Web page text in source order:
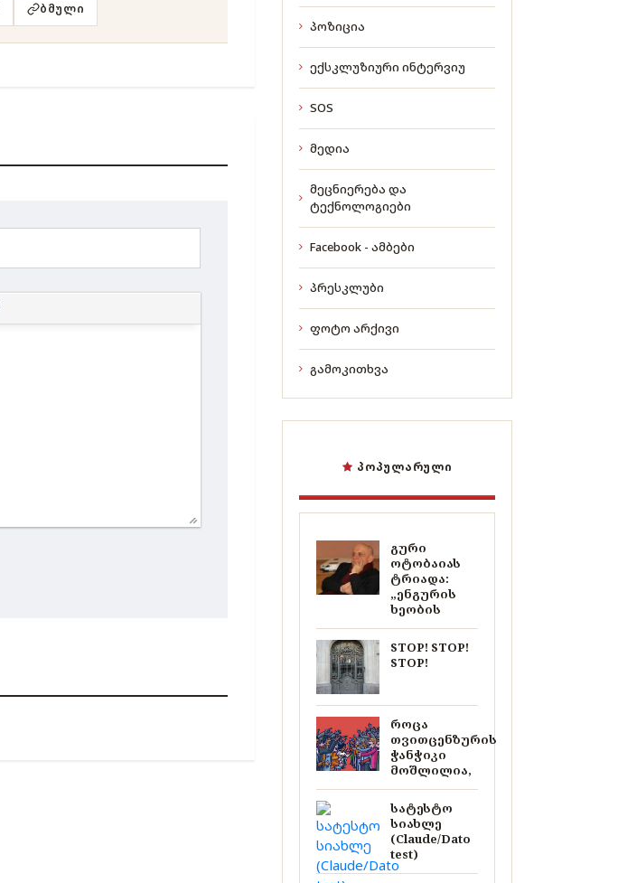
ᲑᲛᲣᲚᲘ
პოზიცია
ექსკლუზიური ინტერვიუ
SOS
მედია
მეცნიერება და
ტექნოლოგიები
Facebook - ამბები
პრესკლუბი
ფოტო არქივი
გამოკითხვა
ᲞᲝᲞᲣᲚᲐᲠᲣᲚᲘ
გური
ოტობაიას
ტრიადა:
„ენგურის
ხეობის
STOP! STOP!
STOP!
როცა
თვითცენზურის
ჭანჭიკი
მოშლილია,
სატესტო
სიახლე
(Claude/Dato
test)